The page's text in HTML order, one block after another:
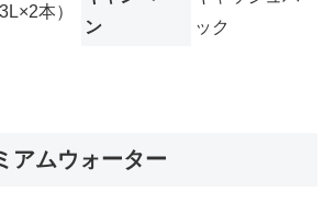
本）
ン
ック
アムウォーター